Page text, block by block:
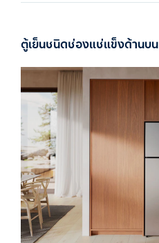
ตู้เย็นชนิดช่องแช่แข็งด้านบน